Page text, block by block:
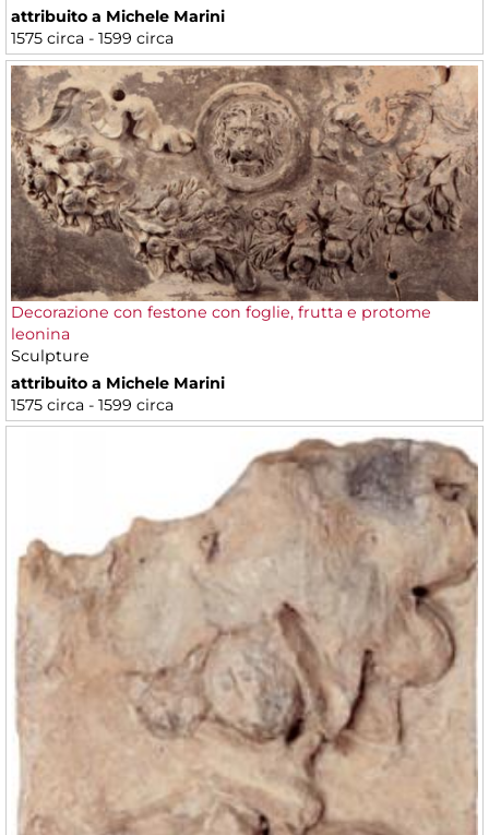
attribuito a Michele Marini
1575 circa - 1599 circa
Decorazione con festone con foglie, frutta e protome
leonina
Sculpture
attribuito a Michele Marini
1575 circa - 1599 circa